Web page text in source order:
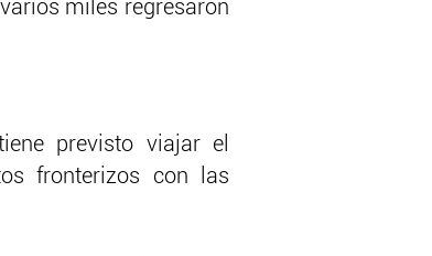
miles regresaron
previsto viajar el
fronterizos con las